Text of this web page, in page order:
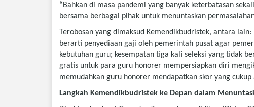
“Bahkan di masa pandemi yang banyak keterbatasan
bersama berbagai pihak untuk menuntaskan
Terobosan yang dimaksud Kemendikbudristek, antara
berarti penyediaan gaji oleh pemerintah pusat agar
kebutuhan guru; kesempatan tiga kali seleksi yang tidak
gratis untuk para guru honorer mempersiapkan diri
memudahkan guru honorer mendapatkan skor yang cukup
Langkah Kemendikbudristek ke Depan dalam